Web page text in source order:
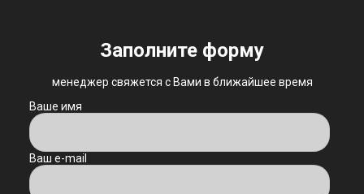
Заполните форму
менеджер свяжется с Вами в ближайшее время
Ваше имя
Ваш e-mail